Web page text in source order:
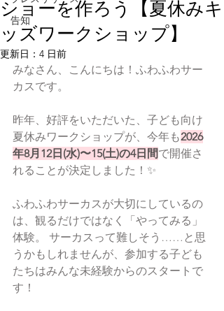
告知
ショーを作ろう【夏休みキ
ッズワークショップ】
更新日： 4 日前
みなさん、こんにちは！ふわふわサー
カスです。
昨年、好評をいただいた、子ども向け
夏休みワークショップが、今年も2026
年8月12日(水)〜15(土)の4日間で開催さ
れることが決定しました！✨
ふわふわサーカスが大切にしているの
は、観るだけではなく「やってみる」
体験。 サーカスって難しそう……と思
うかもしれませんが、参加する子ども
たちはみんな未経験からのスタートで
す！